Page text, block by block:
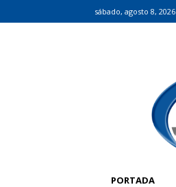
sábado, agosto 8, 2026
PORTADA